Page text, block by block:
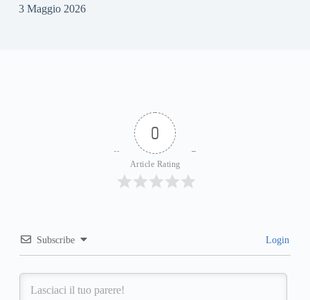
3 Maggio 2026
0
Article Rating
Subscribe Login